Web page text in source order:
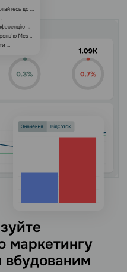
маркетингу
вбудованим